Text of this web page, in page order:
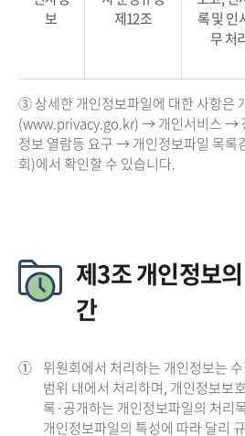
보
제12조
록 및 인
무 처
③ 상세한 개인정보파일에 대한 사항은
(www.privacy.go.kr) → 개인서비스 →
정보 열람등 요구 → 개인정보파일 목록
회)에서 확인할 수 있습니다.
제3조 개인정보
간
① 위원회에서 처리하는 개인정보는
범위 내에서 처리하며, 개인정보보
록·공개하는 개인정보파일의 처리
개인정보파일의 특성에 따라 달리